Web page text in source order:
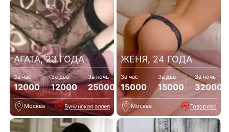
АГАТА, 23 ГОДА
За час
12000
За два
12000
За ночь
25000
Москва Бунинская аллея
ЖЕНЯ, 24 ГОДА
За час
15000
За два
15000
За ночь
32000
Москва Говорово